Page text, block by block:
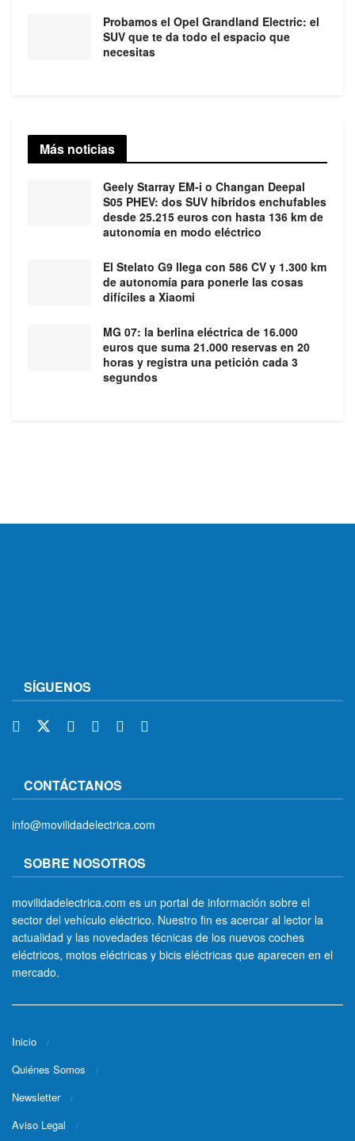
Probamos el Opel Grandland Electric: el
SUV que te da todo el espacio que
necesitas
Más noticias
Geely Starray EM-i o Changan Deepal
S05 PHEV: dos SUV híbridos enchufables
desde 25.215 euros con hasta 136 km de
autonomía en modo eléctrico
El Stelato G9 llega con 586 CV y 1.300 km
de autonomía para ponerle las cosas
difíciles a Xiaomi
MG 07: la berlina eléctrica de 16.000
euros que suma 21.000 reservas en 20
horas y registra una petición cada 3
segundos
SÍGUENOS
CONTÁCTANOS
info@movilidadelectrica.com
SOBRE NOSOTROS
movilidadelectrica.com es un portal de información sobre el
sector del vehículo eléctrico. Nuestro fin es acercar al lector la
actualidad y las novedades técnicas de los nuevos coches
eléctricos, motos eléctricas y bicis eléctricas que aparecen en el
mercado.
Inicio
Quiénes Somos
Newsletter
Aviso Legal